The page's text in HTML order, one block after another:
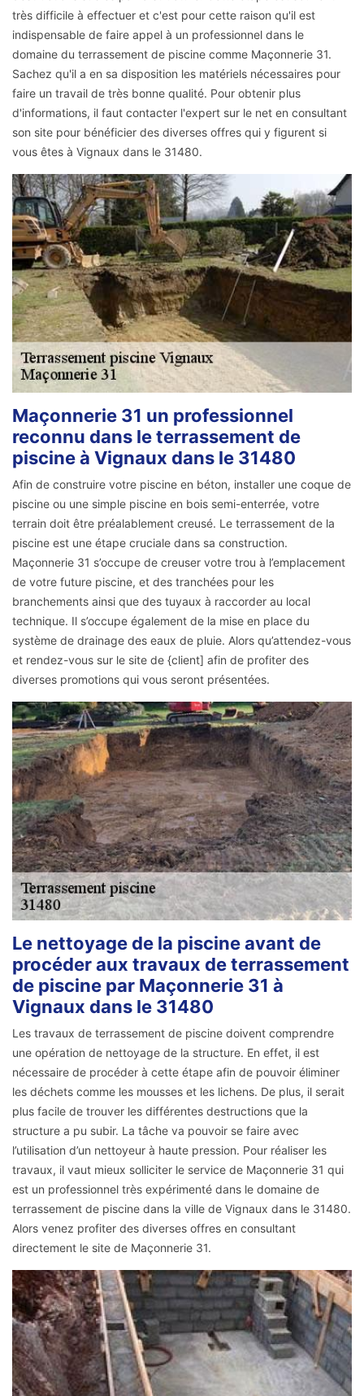
très difficile à effectuer et c'est pour cette raison qu'il est
indispensable de faire appel à un professionnel dans le
domaine du terrassement de piscine comme Maçonnerie 31.
Sachez qu'il a en sa disposition les matériels nécessaires pour
faire un travail de très bonne qualité. Pour obtenir plus
d'informations, il faut contacter l'expert sur le net en consultant
son site pour bénéficier des diverses offres qui y figurent si
vous êtes à Vignaux dans le 31480.
Maçonnerie 31 un professionnel
reconnu dans le terrassement de
piscine à Vignaux dans le 31480
Afin de construire votre piscine en béton, installer une coque de
piscine ou une simple piscine en bois semi-enterrée, votre
terrain doit être préalablement creusé. Le terrassement de la
piscine est une étape cruciale dans sa construction.
Maçonnerie 31 s’occupe de creuser votre trou à l’emplacement
de votre future piscine, et des tranchées pour les
branchements ainsi que des tuyaux à raccorder au local
technique. Il s’occupe également de la mise en place du
système de drainage des eaux de pluie. Alors qu’attendez-vous
et rendez-vous sur le site de {client] afin de profiter des
diverses promotions qui vous seront présentées.
Le nettoyage de la piscine avant de
procéder aux travaux de terrassement
de piscine par Maçonnerie 31 à
Vignaux dans le 31480
Les travaux de terrassement de piscine doivent comprendre
une opération de nettoyage de la structure. En effet, il est
nécessaire de procéder à cette étape afin de pouvoir éliminer
les déchets comme les mousses et les lichens. De plus, il serait
plus facile de trouver les différentes destructions que la
structure a pu subir. La tâche va pouvoir se faire avec
l’utilisation d’un nettoyeur à haute pression. Pour réaliser les
travaux, il vaut mieux solliciter le service de Maçonnerie 31 qui
est un professionnel très expérimenté dans le domaine de
terrassement de piscine dans la ville de Vignaux dans le 31480.
Alors venez profiter des diverses offres en consultant
directement le site de Maçonnerie 31.